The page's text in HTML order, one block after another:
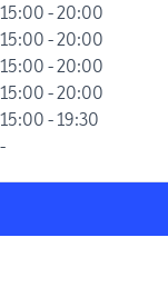
- 20:00
- 20:00
- 20:00
- 20:00
- 19:30